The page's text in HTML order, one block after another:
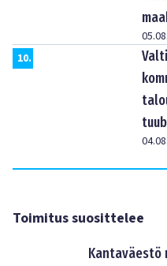
10.
Toimitus suosittelee
Kantaväestö